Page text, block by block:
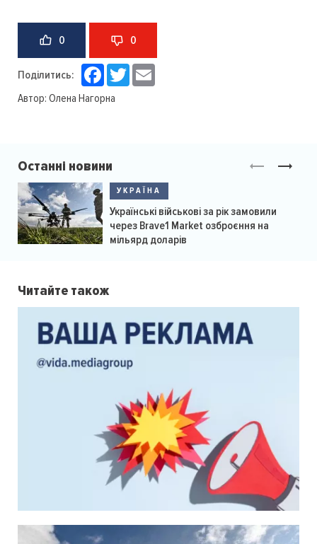
0 0
Поділитись: Facebook
Twitter
Автор: Олена Нагорна
Останні новини
УКРАЇНА
Українські військові за рік замовили
через Brave1 Market озброєння на
мільярд доларів
Читайте також